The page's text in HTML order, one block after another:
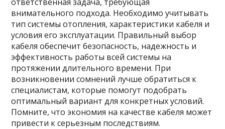
внимательного подхода. Необходимо учитывать
тип системы отопления, характеристики кабеля и
условия его эксплуатации. Правильный выбор
кабеля обеспечит безопасность, надежность и
эффективность работы всей системы на
протяжении длительного времени. При
возникновении сомнений лучше обратиться к
специалистам, которые помогут подобрать
оптимальный вариант для конкретных условий.
Помните, что экономия на качестве кабеля может
привести к серьезным последствиям.